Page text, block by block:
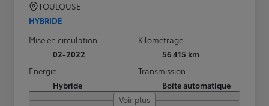
TOULOUSE
HYBRIDE
Mise en circulation
02-2022
Kilométrage
56 415 km
Energie
Hybride
Transmission
Boîte automatique
Voir plus